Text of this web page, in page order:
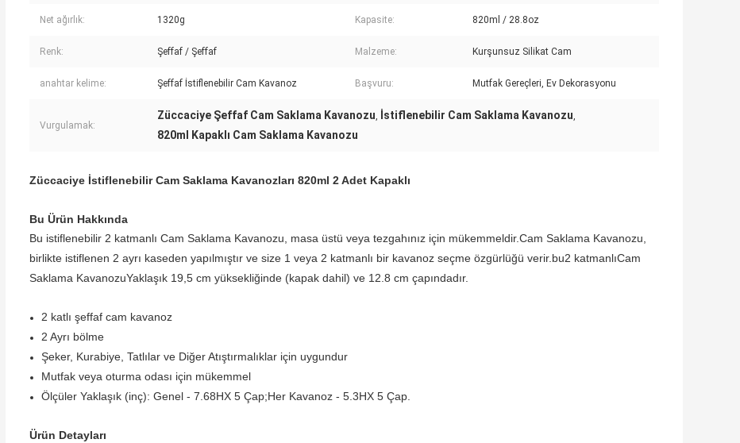
Net ağırlık: 1320g Kapasite: 820ml / 28.8oz
Renk: Şeffaf / Şeffaf Malzeme: Kurşunsuz Silikat Cam
anahtar kelime: Şeffaf İstiflenebilir Cam Kavanoz Başvuru: Mutfak Gereçleri, Ev Dekorasyonu
Vurgulamak:
Züccaciye Şeffaf Cam Saklama Kavanozu, İstiflenebilir Cam Saklama Kavanozu,
820ml Kapaklı Cam Saklama Kavanozu
Züccaciye İstiflenebilir Cam Saklama Kavanozları 820ml 2 Adet Kapaklı
Bu Ürün Hakkında
Bu istiflenebilir 2 katmanlı Cam Saklama Kavanozu, masa üstü veya tezgahınız için mükemmeldir.Cam Saklama Kavanozu,
birlikte istiflenen 2 ayrı kaseden yapılmıştır ve size 1 veya 2 katmanlı bir kavanoz seçme özgürlüğü verir.bu2 katmanlıCam
Saklama KavanozuYaklaşık 19,5 cm yüksekliğinde (kapak dahil) ve 12.8 cm çapındadır.
2 katlı şeffaf cam kavanoz
2 Ayrı bölme
Şeker, Kurabiye, Tatlılar ve Diğer Atıştırmalıklar için uygundur
Mutfak veya oturma odası için mükemmel
Ölçüler Yaklaşık (inç): Genel - 7.68HX 5 Çap;Her Kavanoz - 5.3HX 5 Çap.
Ürün Detayları